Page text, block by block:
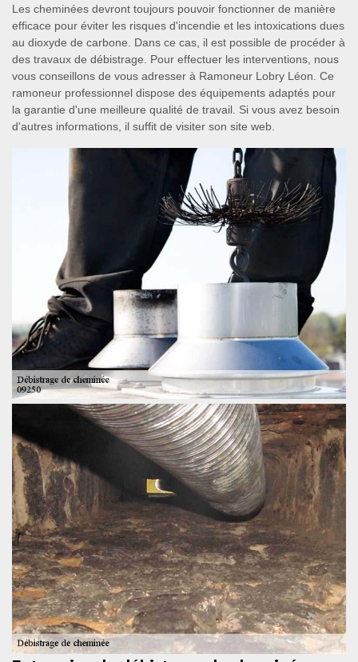
Les cheminées devront toujours pouvoir fonctionner de manière
efficace pour éviter les risques d'incendie et les intoxications dues
au dioxyde de carbone. Dans ce cas, il est possible de procéder à
des travaux de débistrage. Pour effectuer les interventions, nous
vous conseillons de vous adresser à Ramoneur Lobry Léon. Ce
ramoneur professionnel dispose des équipements adaptés pour
la garantie d'une meilleure qualité de travail. Si vous avez besoin
d'autres informations, il suffit de visiter son site web.